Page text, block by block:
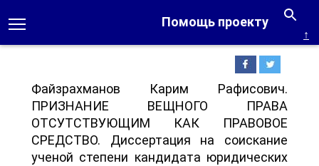
Помощь проекту
↑
Файзрахманов Карим Рафисович.
ПРИЗНАНИЕ ВЕЩНОГО ПРАВА
ОТСУТСТВУЮЩИМ КАК ПРАВОВОЕ
СРЕДСТВО. Диссертация на соискание
ученой степени кандидата юридических